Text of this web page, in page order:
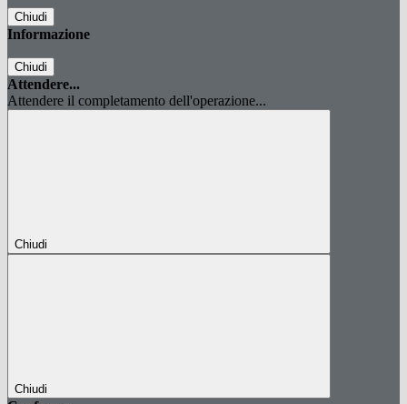
Chiudi
Informazione
Chiudi
Attendere...
Attendere il completamento dell'operazione...
Chiudi
Chiudi